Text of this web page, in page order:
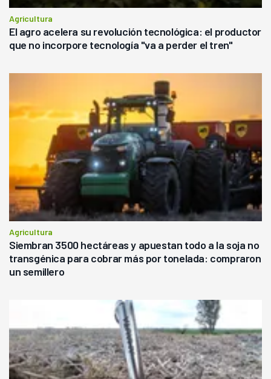
Agricultura
El agro acelera su revolución tecnológica: el productor
que no incorpore tecnología "va a perder el tren"
Agricultura
Siembran 3500 hectáreas y apuestan todo a la soja no
transgénica para cobrar más por tonelada: compraron
un semillero